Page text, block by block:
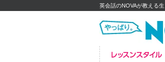
英会話のNOVAが教える